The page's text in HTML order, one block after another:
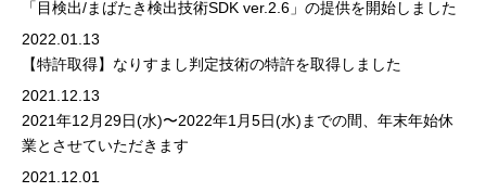
「目検出/まばたき検出技術SDK ver.2.6」の提供を開始しました
2022.01.13
【特許取得】なりすまし判定技術の特許を取得しました
2021.12.13
2021年12月29日(水)〜2022年1月5日(水)までの間、年末年始休
業とさせていただきます
2021.12.01